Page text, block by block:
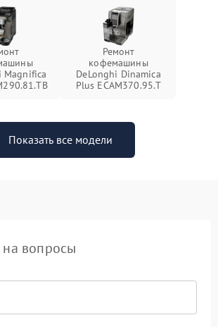
Magnifica
Ремонт
кофемашины
DeLonghi Dinamica
Plus ECAM370.95.T
Показать все модели
на вопросы